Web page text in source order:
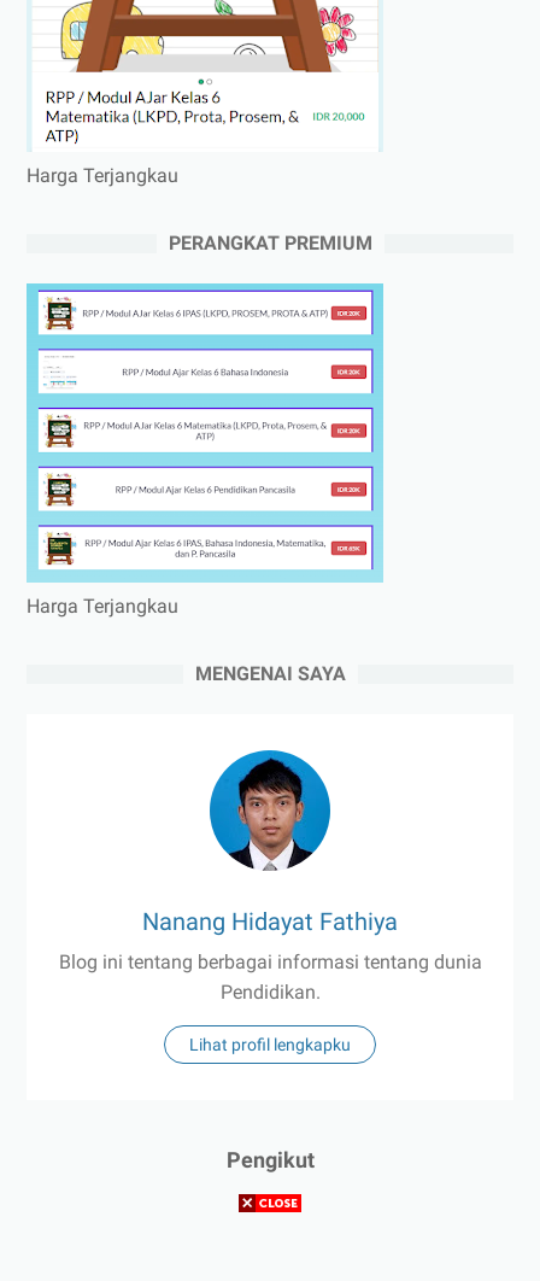
Harga Terjangkau
PERANGKAT PREMIUM
Harga Terjangkau
MENGENAI SAYA
Nanang Hidayat Fathiya
Blog ini tentang berbagai informasi tentang dunia
Pendidikan.
Lihat profil lengkapku
Pengikut